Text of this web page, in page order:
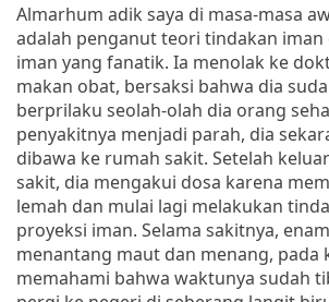
Almarhum adik saya di masa-masa
adalah penganut teori tindakan iman
iman yang fanatik. Ia menolak ke
makan obat, bersaksi bahwa dia
berprilaku seolah-olah dia orang
penyakitnya menjadi parah, dia
dibawa ke rumah sakit. Setelah
sakit, dia mengakui dosa karena
lemah dan mulai lagi melakukan
proyeksi iman. Selama sakitnya,
menantang maut dan menang, pada
memahami bahwa waktunya sudah